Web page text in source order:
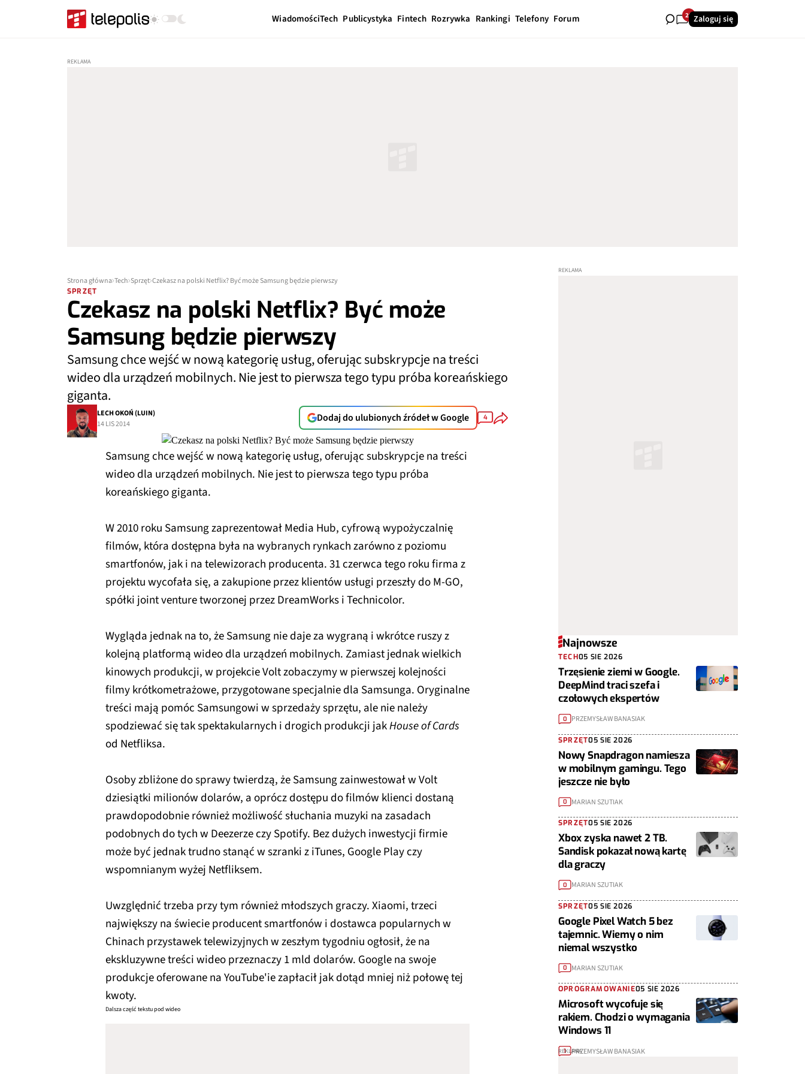
WiadomościTech Publicystyka Fintech Rozrywka Rankingi Telefony Forum 29Zaloguj się
Strona główna Tech Sprzęt Czekasz na polski Netflix? Być może Samsung będzie pierwszy
SPRZĘT
Czekasz na polski Netflix? Być może
Samsung będzie pierwszy
Samsung chce wejść w nową kategorię usług, oferując subskrypcje na treści
wideo dla urządzeń mobilnych. Nie jest to pierwsza tego typu próba koreańskiego
giganta.
LECH OKOŃ (LUIN)
14 LIS 2014
Dodaj do ulubionych źródeł w Google 4
Samsung chce wejść w nową kategorię usług, oferując subskrypcje na treści
wideo dla urządzeń mobilnych. Nie jest to pierwsza tego typu próba
koreańskiego giganta.
W 2010 roku Samsung zaprezentował Media Hub, cyfrową wypożyczalnię
filmów, która dostępna była na wybranych rynkach zarówno z poziomu
smartfonów, jak i na telewizorach producenta. 31 czerwca tego roku firma z
projektu wycofała się, a zakupione przez klientów usługi przeszły do M-GO,
spółki joint venture tworzonej przez DreamWorks i Technicolor.
Wygląda jednak na to, że Samsung nie daje za wygraną i wkrótce ruszy z
kolejną platformą wideo dla urządzeń mobilnych. Zamiast jednak wielkich
kinowych produkcji, w projekcie Volt zobaczymy w pierwszej kolejności
filmy krótkometrażowe, przygotowane specjalnie dla Samsunga. Oryginalne
treści mają pomóc Samsungowi w sprzedaży sprzętu, ale nie należy
spodziewać się tak spektakularnych i drogich produkcji jakHouse of Cards
od Netfliksa.
Osoby zbliżone do sprawy twierdzą, że Samsung zainwestował w Volt
dziesiątki milionów dolarów, a oprócz dostępu do filmów klienci dostaną
prawdopodobnie również możliwość słuchania muzyki na zasadach
podobnych do tych w Deezerze czy Spotify. Bez dużych inwestycji firmie
może być jednak trudno stanąć w szranki z iTunes, Google Play czy
wspomnianym wyżej Netfliksem.
Uwzględnić trzeba przy tym również młodszych graczy. Xiaomi, trzeci
największy na świecie producent smartfonów i dostawca popularnych w
Chinach przystawek telewizyjnych w zeszłym tygodniu ogłosił, że na
ekskluzywne treści wideo przeznaczy 1 mld dolarów. Google na swoje
produkcje oferowane na YouTube'ie zapłacił jak dotąd mniej niż połowę tej
kwoty.
Dalsza część tekstu pod wideo
Najnowsze
TECH05 SIE 2026
Trzęsienie ziemi w Google.
DeepMind traci szefa i
czołowych ekspertów
0 PRZEMYSŁAW BANASIAK
SPRZĘT05 SIE 2026
Nowy Snapdragon namiesza
w mobilnym gamingu. Tego
jeszcze nie było
0 MARIAN SZUTIAK
SPRZĘT05 SIE 2026
Xbox zyska nawet 2 TB.
Sandisk pokazał nową kartę
dla graczy
0 MARIAN SZUTIAK
SPRZĘT05 SIE 2026
Google Pixel Watch 5 bez
tajemnic. Wiemy o nim
niemal wszystko
0 MARIAN SZUTIAK
OPROGRAMOWANIE05 SIE 2026
Microsoft wycofuje się
rakiem. Chodzi o wymagania
Windows 11
1 PRZEMYSŁAW BANASIAK